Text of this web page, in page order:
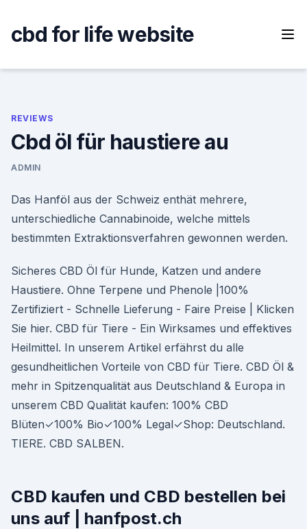
content
cbd for life website
REVIEWS
Cbd öl für haustiere au
ADMIN
Das Hanföl aus der Schweiz enthät mehrere,
unterschiedliche Cannabinoide, welche mittels
bestimmten Extraktionsverfahren gewonnen werden.
Sicheres CBD Öl für Hunde, Katzen und andere
Haustiere. Ohne Terpene und Phenole |100%
Zertifiziert - Schnelle Lieferung - Faire Preise | Klicken
Sie hier. CBD für Tiere - Ein Wirksames und effektives
Heilmittel. In unserem Artikel erfährst du alle
gesundheitlichen Vorteile von CBD für Tiere. CBD Öl &
mehr in Spitzenqualität aus Deutschland & Europa in
unserem CBD Qualität kaufen: 100% CBD
Blüten✓100% Bio✓100% Legal✓Shop: Deutschland.
TIERE. CBD SALBEN.
CBD kaufen und CBD bestellen bei
uns auf | hanfpost.ch